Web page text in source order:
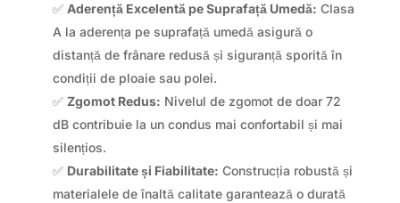
✅ Aderență Excelentă pe Suprafață Umedă: Clasa
A la aderența pe suprafață umedă asigură o
distanță de frânare redusă și siguranță sporită în
condiții de ploaie sau polei.
✅ Zgomot Redus: Nivelul de zgomot de doar 72
dB contribuie la un condus mai confortabil și mai
silențios.
✅ Durabilitate și Fiabilitate: Construcția robustă și
materialele de înaltă calitate garantează o durată